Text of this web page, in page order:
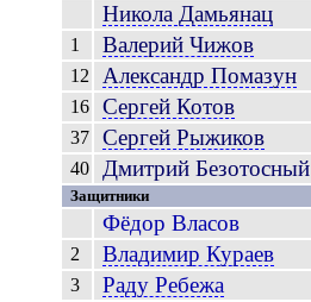
Никола Дамьянац
1
ВалерийЧижов
12
АлександрПомазун
16
СергейКотов
37
СергейРыжиков
40
ДмитрийБезотосный
Защитники
ФёдорВласов
2
ВладимирКураев
3
РадуРебежа